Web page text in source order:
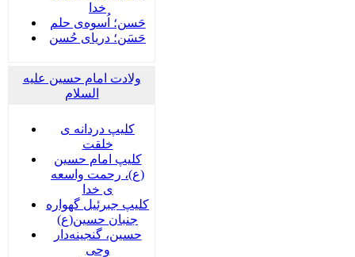
خدا
حَسن؛ اُسوه‌ی حلم
حَسَن؛ دریای حُسن
ولادت امام حسین علیه
السلام
کلیپ دردانه ی
خلقت
کلیپ امام حسین
(ع)، رحمت واسعه
ی خدا
کلیپ جبرئیل گهواره
جنبان حسین(ع)
حسین، گنجینه‌دار
وحی